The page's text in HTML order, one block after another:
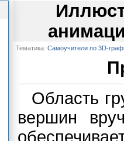
Тематика: Самоучители по 3D-
Область
вершин